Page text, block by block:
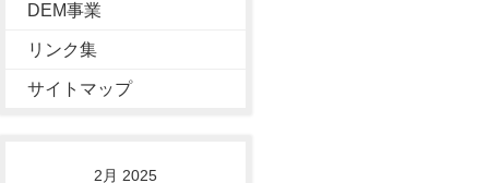
DEM事業
リンク集
サイトマップ
2月 2025